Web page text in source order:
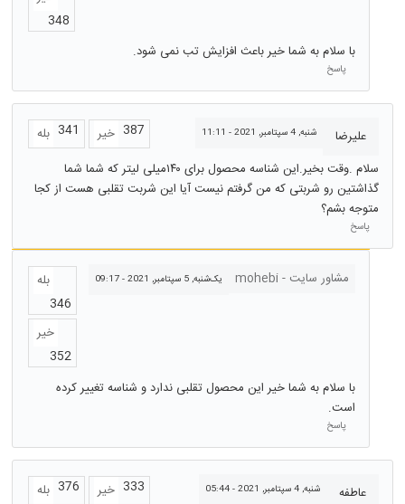
348
با سلام به شما خیر باعث افزایش تب نمی شود.
پاسخ
علیرضا شنبه, 4 سپتامبر, 2021 - 11:11 بله 341 خیر 387
سلام .وقت بخیر.این شناسه محصول برای ۱۴۰میلی لیتر که شما شما
گذاشتین رو شربتی که من گرفتم نیست آیا این شربت تقلبی هست از کجا
متوجه بشم؟
پاسخ
مشاور سایت - mohebi یک‌شنبه, 5 سپتامبر, 2021 - 09:17
بله
346
خیر
352
با سلام به شما خیر این محصول تقلبی ندارد و شناسه تغییر کرده
است.
پاسخ
عاطفه شنبه, 4 سپتامبر, 2021 - 05:44 بله 376 خیر 333